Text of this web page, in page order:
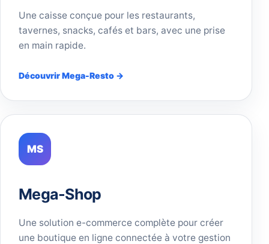
Une caisse conçue pour les restaurants,
tavernes, snacks, cafés et bars, avec une prise
en main rapide.
Découvrir Mega-Resto →
MS
Mega-Shop
Une solution e-commerce complète pour créer
une boutique en ligne connectée à votre gestion